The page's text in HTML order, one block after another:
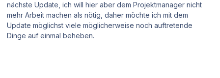
nächste Update, ich will hier aber dem Projektmanager nicht
mehr Arbeit machen als nötig, daher möchte ich mit dem
Update möglichst viele möglicherweise noch auftretende
Dinge auf einmal beheben.